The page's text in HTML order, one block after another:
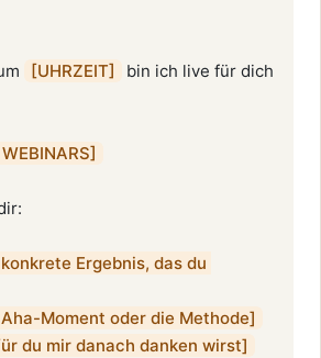
[UHRZEIT]
bin ich live für dich
Ergebnis, das du
Moment oder die Methode]
du mir danach danken wirst]